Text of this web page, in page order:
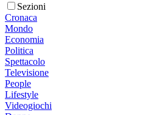
Sezioni
Cronaca
Mondo
Economia
Politica
Spettacolo
Televisione
People
Lifestyle
Videogiochi